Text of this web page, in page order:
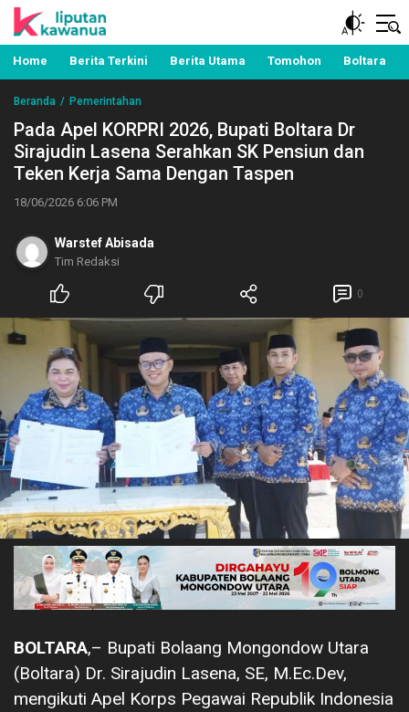
Liputan Kawanua
Berita Manado, Sulawesi Utara, Kawanua, Politik,
Pemerintahan, Hukum Kriminal dan Nasional
Home Berita Terkini Berita Utama Tomohon Boltara
Beranda Pemerintahan
Pada Apel KORPRI 2026, Bupati Boltara Dr
Sirajudin Lasena Serahkan SK Pensiun dan
Teken Kerja Sama Dengan Taspen
18/06/2026 6:06 PM
Warstef Abisada
Tim Redaksi
0
BOLTARA,– Bupati Bolaang Mongondow Utara
(Boltara) Dr. Sirajudin Lasena, SE, M.Ec.Dev,
mengikuti Apel Korps Pegawai Republik Indonesia